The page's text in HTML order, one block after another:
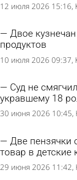
12 июля 2026 15:16
Двое
продуктов
10 июля 2026 09:37
Суд не
укравшему 18
30 июня 2026 10:45
Две пензячки
товар в детские
29 июня 2026 11:42